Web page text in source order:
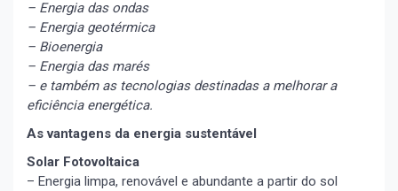
– Energia das ondas
– Energia geotérmica
– Bioenergia
– Energia das marés
– e também as tecnologias destinadas a melhorar a
eficiência energética.
As vantagens da energia sustentável
Solar Fotovoltaica
– Energia limpa, renovável e abundante a partir do sol